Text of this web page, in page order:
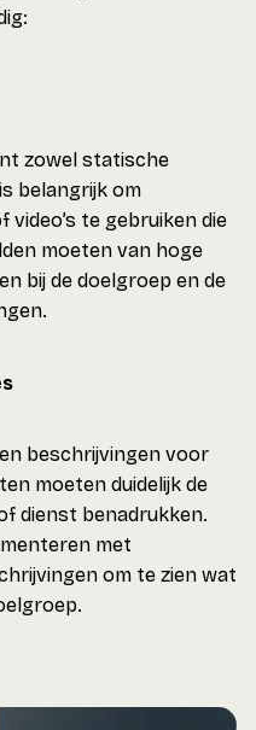
zowel statische
belangrijk om
te gebruiken die
moeten van hoge
bij de doelgroep en de
beschrijvingen voor
moeten duidelijk de
dienst benadrukken.
met
om te zien wat